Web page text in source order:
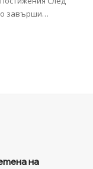
завърши…
на